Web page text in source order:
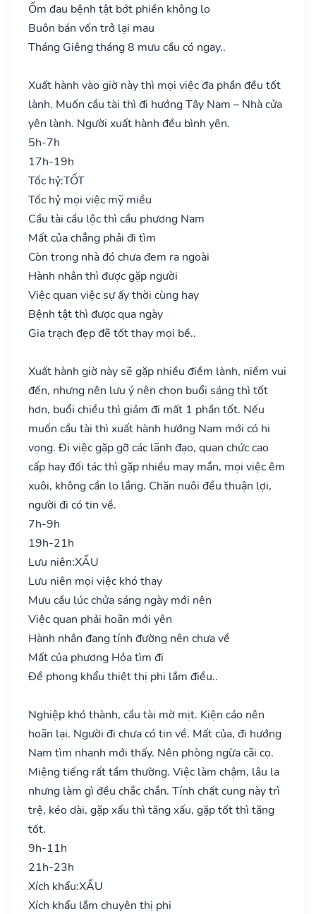
Ốm đau bệnh tật bớt phiền không lo
Buôn bán vốn trở lại mau
Tháng Giêng tháng 8 mưu cầu có ngay..
Xuất hành vào giờ này thì mọi việc đa phần đều tốt
lành. Muốn cầu tài thì đi hướng Tây Nam – Nhà cửa
yên lành. Người xuất hành đều bình yên.
5h-7h
17h-19h
Tốc hỷ:TỐT
Tốc hỷ mọi việc mỹ miều
Cầu tài cầu lộc thì cầu phương Nam
Mất của chẳng phải đi tìm
Còn trong nhà đó chưa đem ra ngoài
Hành nhân thì được gặp người
Việc quan việc sự ấy thời cùng hay
Bệnh tật thì được qua ngày
Gia trạch đẹp đẽ tốt thay mọi bề..
Xuất hành giờ này sẽ gặp nhiều điềm lành, niềm vui
đến, nhưng nên lưu ý nên chọn buổi sáng thì tốt
hơn, buổi chiều thì giảm đi mất 1 phần tốt. Nếu
muốn cầu tài thì xuất hành hướng Nam mới có hi
vọng. Đi việc gặp gỡ các lãnh đạo, quan chức cao
cấp hay đối tác thì gặp nhiều may mắn, mọi việc êm
xuôi, không cần lo lắng. Chăn nuôi đều thuận lợi,
người đi có tin về.
7h-9h
19h-21h
Lưu niên:XẤU
Lưu niên mọi việc khó thay
Mưu cầu lúc chửa sáng ngày mới nên
Việc quan phải hoãn mới yên
Hành nhân đang tính đường nên chưa về
Mất của phương Hỏa tìm đi
Đề phong khẩu thiệt thị phi lắm điều..
Nghiệp khó thành, cầu tài mờ mịt. Kiện cáo nên
hoãn lại. Người đi chưa có tin về. Mất của, đi hướng
Nam tìm nhanh mới thấy. Nên phòng ngừa cãi cọ.
Miệng tiếng rất tầm thường. Việc làm chậm, lâu la
nhưng làm gì đều chắc chắn. Tính chất cung này trì
trệ, kéo dài, gặp xấu thì tăng xấu, gặp tốt thì tăng
tốt.
9h-11h
21h-23h
Xích khẩu:XẤU
Xích khẩu lắm chuyên thị phi